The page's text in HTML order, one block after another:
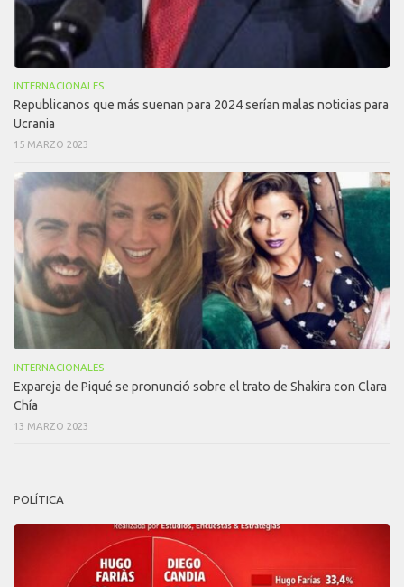
INTERNACIONALES
Republicanos que más suenan para 2024 serían malas noticias para
Ucrania
15 MARZO 2023
INTERNACIONALES
Expareja de Piqué se pronunció sobre el trato de Shakira con Clara
Chía
13 MARZO 2023
POLÍTICA